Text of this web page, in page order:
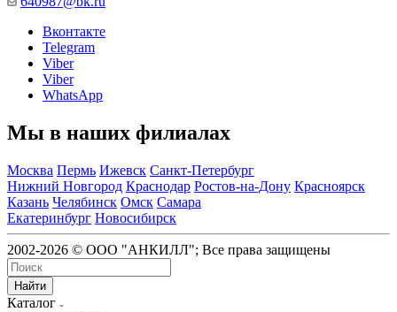
Вконтакте
Telegram
Viber
Viber
WhatsApp
Мы в наших филиалах
Москва Пермь Ижевск Санкт-Петербург
Нижний Новгород Краснодар Ростов-на-Дону Красноярск
Казань Челябинск Омск Самара
Екатеринбург Новосибирск
2002-2026 © ООО "АНКИЛЛ"; Все права защищены
Найти
Каталог